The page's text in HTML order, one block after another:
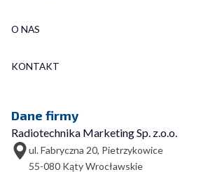
O NAS
KONTAKT
Dane firmy
Radiotechnika Marketing Sp. z.o.o.
ul. Fabryczna 20, Pietrzykowice
55-080 Kąty Wrocławskie